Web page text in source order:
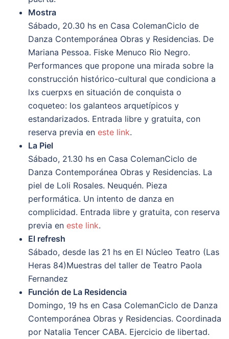
Mostra
Sábado, 20.30 hs en Casa ColemanCiclo de
Danza Contemporánea Obras y Residencias. De
Mariana Pessoa. Fiske Menuco Rio Negro.
Performances que propone una mirada sobre la
construcción histórico-cultural que condiciona a
lxs cuerpxs en situación de conquista o
coqueteo: los galanteos arquetípicos y
estandarizados. Entrada libre y gratuita, con
reserva previa en este link.
La Piel
Sábado, 21.30 hs en Casa ColemanCiclo de
Danza Contemporánea Obras y Residencias. La
piel de Loli Rosales. Neuquén. Pieza
performática. Un intento de danza en
complicidad. Entrada libre y gratuita, con reserva
previa en este link.
El refresh
Sábado, desde las 21 hs en El Núcleo Teatro (Las
Heras 84)Muestras del taller de Teatro Paola
Fernandez
Función de La Residencia
Domingo, 19 hs en Casa ColemanCiclo de Danza
Contemporánea Obras y Residencias. Coordinada
por Natalia Tencer CABA. Ejercicio de libertad.